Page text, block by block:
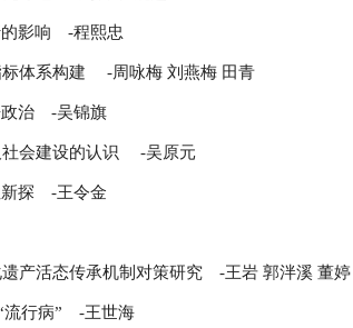
的影响 -程熙忠
标体系构建 -周咏梅 刘燕梅 田青
政治 -吴锦旗
社会建设的认识 -吴原元
新探 -王令金
产活态传承机制对策研究 -王岩 郭泮溪 董婷
流行病” -王世海